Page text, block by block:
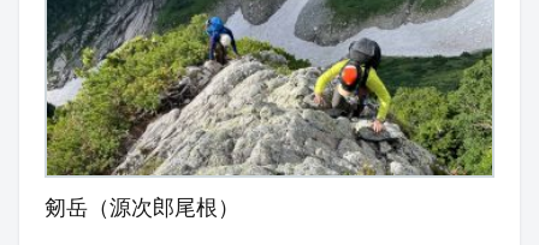
剱岳（源次郎尾根）